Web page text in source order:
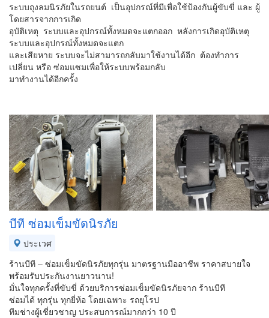
ระบบถุงลมนิรภัยในรถยนต์ เป็นอุปกรณ์ที่มีเพื่อใช้ป้องกันผู้ขับขี่ และ ผู้
โดยสารจากการเกิด
อุบัติเหตุ ระบบและอุปกรณ์ทั้งหมดจะแตกออก หลังการเกิดอุบัติเหตุ
ระบบและอุปกรณ์ทั้งหมดจะแตก
และเสียหาย ระบบจะไม่สามารถกลับมาใช้งานได้อีก ต้องทำการ
เปลี่ยน หรือ ซ่อมแซมเพื่อให้ระบบพร้อมกลับ
มาทำงานได้อีกครั้ง
บีที ซ่อมเข็มขัดนิรภัย
ประเวศ
ร้านบีที – ซ่อมเข็มขัดนิรภัยทุกรุ่น มาตรฐานมืออาชีพ ราคาสบายใจ
พร้อมรับประกันงานยาวนาน!
มั่นใจทุกครั้งที่ขับขี่ ด้วยบริการซ่อมเข็มขัดนิรภัยจาก ร้านบีที
ซ่อมได้ ทุกรุ่น ทุกยี่ห้อ โดยเฉพาะ รถยุโรป
ทีมช่างผู้เชี่ยวชาญ ประสบการณ์มากกว่า 10 ปี